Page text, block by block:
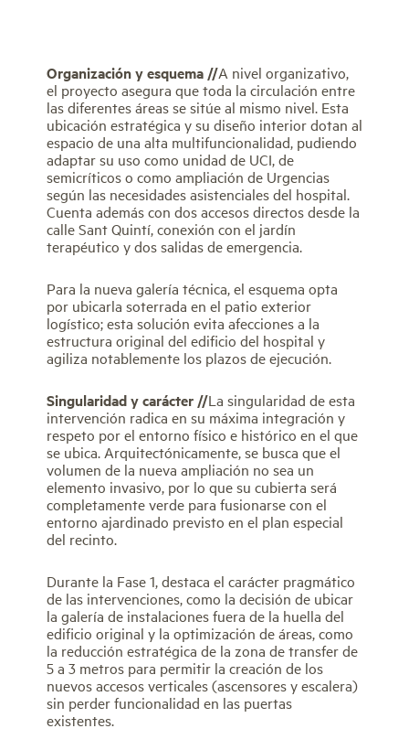
Organización y esquema //A nivel organizativo,
el proyecto asegura que toda la circulación entre
las diferentes áreas se sitúe al mismo nivel. Esta
ubicación estratégica y su diseño interior dotan al
espacio de una alta multifuncionalidad, pudiendo
adaptar su uso como unidad de UCI, de
semicríticos o como ampliación de Urgencias
según las necesidades asistenciales del hospital.
Cuenta además con dos accesos directos desde la
calle Sant Quintí, conexión con el jardín
terapéutico y dos salidas de emergencia.
Para la nueva galería técnica, el esquema opta
por ubicarla soterrada en el patio exterior
logístico; esta solución evita afecciones a la
estructura original del edificio del hospital y
agiliza notablemente los plazos de ejecución.
Singularidad y carácter //La singularidad de esta
intervención radica en su máxima integración y
respeto por el entorno físico e histórico en el que
se ubica. Arquitectónicamente, se busca que el
volumen de la nueva ampliación no sea un
elemento invasivo, por lo que su cubierta será
completamente verde para fusionarse con el
entorno ajardinado previsto en el plan especial
del recinto.
Durante la Fase 1, destaca el carácter pragmático
de las intervenciones, como la decisión de ubicar
la galería de instalaciones fuera de la huella del
edificio original y la optimización de áreas, como
la reducción estratégica de la zona de transfer de
5 a 3 metros para permitir la creación de los
nuevos accesos verticales (ascensores y escalera)
sin perder funcionalidad en las puertas
existentes.